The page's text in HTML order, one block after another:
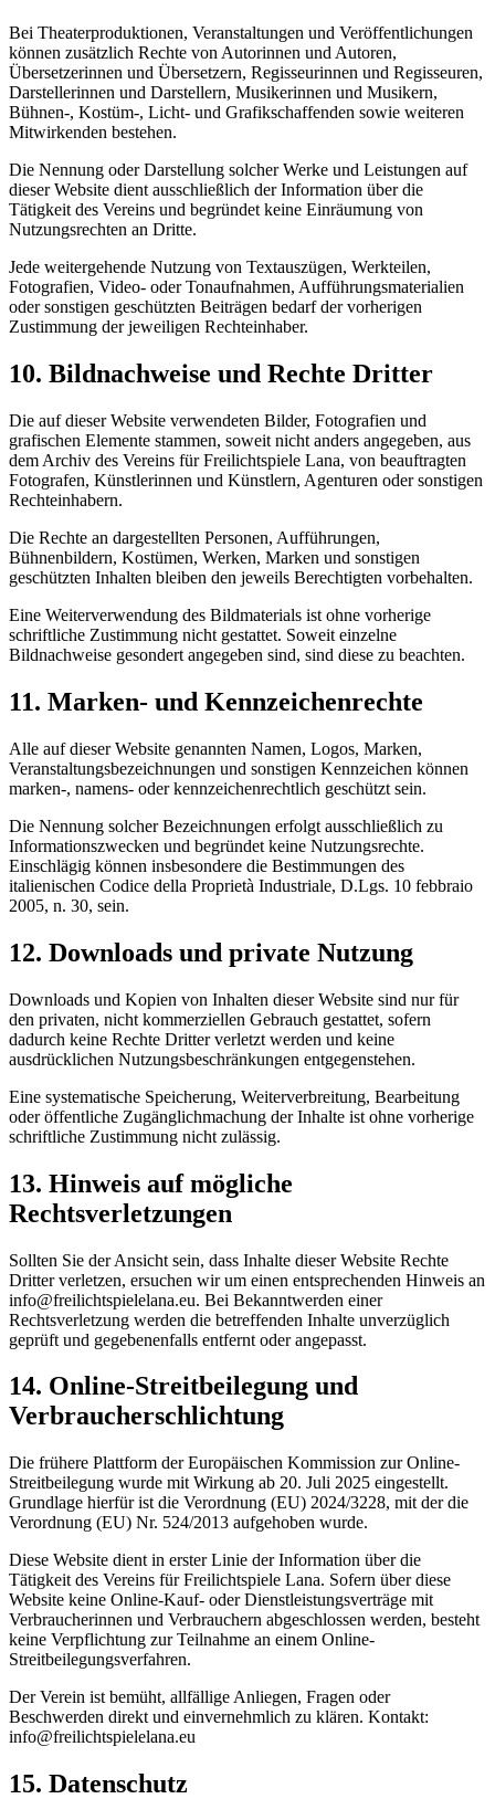
Bei Theaterproduktionen, Veranstaltungen und Veröffentlichungen
können zusätzlich Rechte von Autorinnen und Autoren,
Übersetzerinnen und Übersetzern, Regisseurinnen und Regisseuren,
Darstellerinnen und Darstellern, Musikerinnen und Musikern,
Bühnen-, Kostüm-, Licht- und Grafikschaffenden sowie weiteren
Mitwirkenden bestehen.
Die Nennung oder Darstellung solcher Werke und Leistungen auf
dieser Website dient ausschließlich der Information über die
Tätigkeit des Vereins und begründet keine Einräumung von
Nutzungsrechten an Dritte.
Jede weitergehende Nutzung von Textauszügen, Werkteilen,
Fotografien, Video- oder Tonaufnahmen, Aufführungsmaterialien
oder sonstigen geschützten Beiträgen bedarf der vorherigen
Zustimmung der jeweiligen Rechteinhaber.
10. Bildnachweise und Rechte Dritter
Die auf dieser Website verwendeten Bilder, Fotografien und
grafischen Elemente stammen, soweit nicht anders angegeben, aus
dem Archiv des Vereins für Freilichtspiele Lana, von beauftragten
Fotografen, Künstlerinnen und Künstlern, Agenturen oder sonstigen
Rechteinhabern.
Die Rechte an dargestellten Personen, Aufführungen,
Bühnenbildern, Kostümen, Werken, Marken und sonstigen
geschützten Inhalten bleiben den jeweils Berechtigten vorbehalten.
Eine Weiterverwendung des Bildmaterials ist ohne vorherige
schriftliche Zustimmung nicht gestattet. Soweit einzelne
Bildnachweise gesondert angegeben sind, sind diese zu beachten.
11. Marken- und Kennzeichenrechte
Alle auf dieser Website genannten Namen, Logos, Marken,
Veranstaltungsbezeichnungen und sonstigen Kennzeichen können
marken-, namens- oder kennzeichenrechtlich geschützt sein.
Die Nennung solcher Bezeichnungen erfolgt ausschließlich zu
Informationszwecken und begründet keine Nutzungsrechte.
Einschlägig können insbesondere die Bestimmungen des
italienischen Codice della Proprietà Industriale, D.Lgs. 10 febbraio
2005, n. 30, sein.
12. Downloads und private Nutzung
Downloads und Kopien von Inhalten dieser Website sind nur für
den privaten, nicht kommerziellen Gebrauch gestattet, sofern
dadurch keine Rechte Dritter verletzt werden und keine
ausdrücklichen Nutzungsbeschränkungen entgegenstehen.
Eine systematische Speicherung, Weiterverbreitung, Bearbeitung
oder öffentliche Zugänglichmachung der Inhalte ist ohne vorherige
schriftliche Zustimmung nicht zulässig.
13. Hinweis auf mögliche
Rechtsverletzungen
Sollten Sie der Ansicht sein, dass Inhalte dieser Website Rechte
Dritter verletzen, ersuchen wir um einen entsprechenden Hinweis an
info@freilichtspielelana.eu. Bei Bekanntwerden einer
Rechtsverletzung werden die betreffenden Inhalte unverzüglich
geprüft und gegebenenfalls entfernt oder angepasst.
14. Online-Streitbeilegung und
Verbraucherschlichtung
Die frühere Plattform der Europäischen Kommission zur Online-
Streitbeilegung wurde mit Wirkung ab 20. Juli 2025 eingestellt.
Grundlage hierfür ist die Verordnung (EU) 2024/3228, mit der die
Verordnung (EU) Nr. 524/2013 aufgehoben wurde.
Diese Website dient in erster Linie der Information über die
Tätigkeit des Vereins für Freilichtspiele Lana. Sofern über diese
Website keine Online-Kauf- oder Dienstleistungsverträge mit
Verbraucherinnen und Verbrauchern abgeschlossen werden, besteht
keine Verpflichtung zur Teilnahme an einem Online-
Streitbeilegungsverfahren.
Der Verein ist bemüht, allfällige Anliegen, Fragen oder
Beschwerden direkt und einvernehmlich zu klären. Kontakt:
info@freilichtspielelana.eu
15. Datenschutz